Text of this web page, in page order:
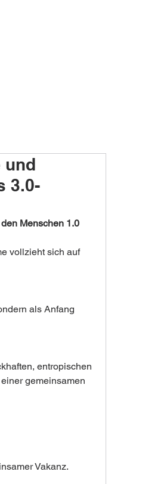
3.0-
Menschen 1.0
vollzieht sich auf
als Anfang
entropischen
gemeinsamen
Vakanz.